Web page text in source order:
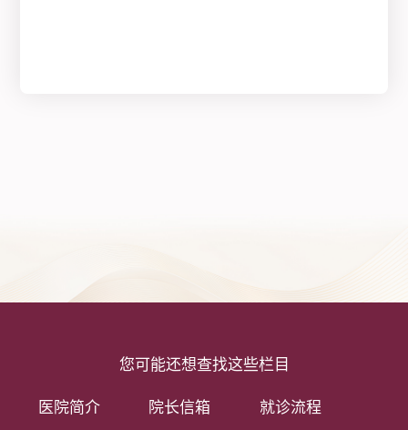
您可能还想查找这些栏目
医院简介 院长信箱
就诊流程